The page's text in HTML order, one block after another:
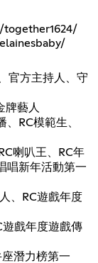
together1624/
官方主持人、守
牌藝人
RC模範生、
喇叭王、RC年
唱新年活動第一
、RC遊戲年度
遊戲年度遊戲傳
潛力榜第一